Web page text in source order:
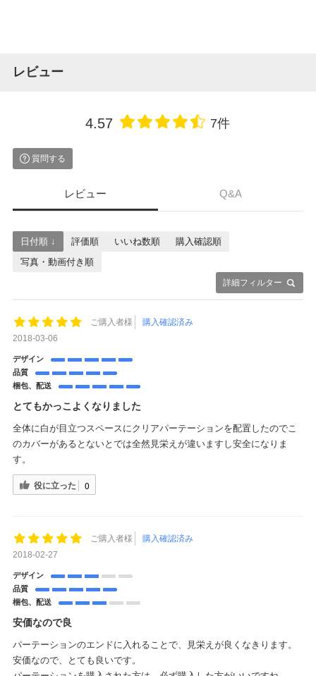
レビュー
4.57 7件
質問する
レビュー Q&A
詳細フィルター
日付順 ↓ 評価順 いいね数順
購入確認順
写真・動画付き順
ご購入者様
購入確認済み
2018-03-06
デザイン
品質
梱包、配送
とてもかっこよくなりました
全体に白が目立つスペースにクリアパーテーションを配置したのでこ
のカバーがあるとないとでは全然見栄えが違いますし安全になりま
す。
役に立った 0
ご購入者様
購入確認済み
2018-02-27
デザイン
品質
梱包、配送
安価なので良
パーテーションのエンドに入れることで、見栄えが良くなきります。
安価なので、とても良いです。